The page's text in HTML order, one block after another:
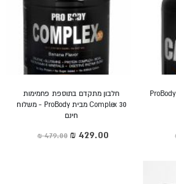
טבליות קפאין טהור 90 טבליות ProBody
חלבון מתקדם בתוספת פחמימות
Complex 30 מבית ProBody - משלוח
חינם
‏479.00 ₪ מחיר
מיוחד